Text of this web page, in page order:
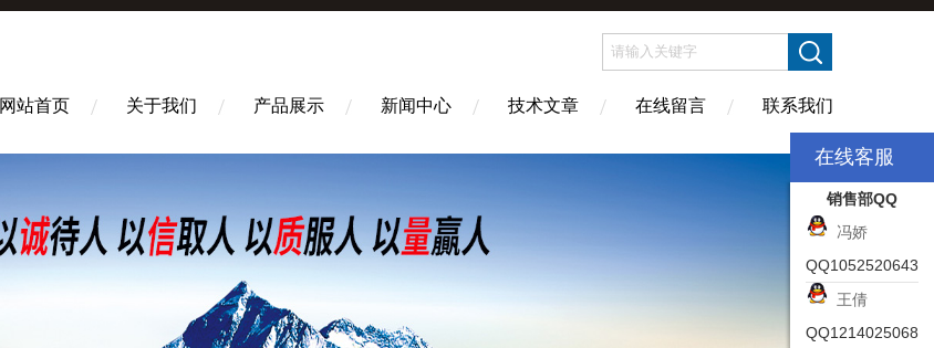
网站首页 关于我们 产品展示 新闻中心 技术文章 在线留言 联系我们
在线客服
销售部QQ
冯娇
QQ1052520643
王倩
QQ1214025068